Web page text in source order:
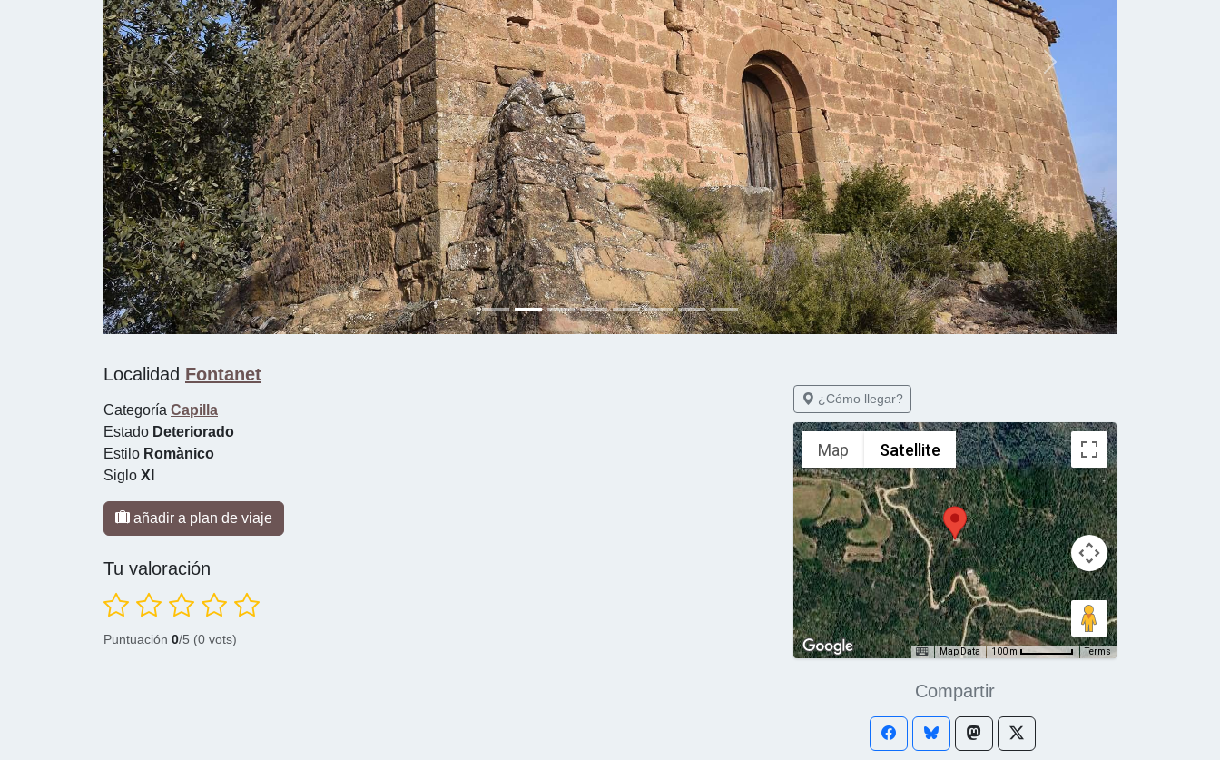
Previous Next
Localidad Fontanet
Categoría Capilla
Estado Deteriorado
Estilo Romànico
Siglo XI
añadir a plan de viaje
Tu valoración
Puntuación 0/5 (0 vots)
¿Cómo llegar?
Map Satellite
Map Data 100 m Terms
Compartir